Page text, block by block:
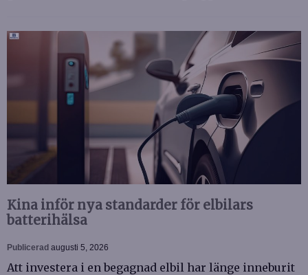
Kina inför nya standarder för elbilars
batterihälsa
Publicerad augusti 5, 2026
Att investera i en begagnad elbil har länge inneburit